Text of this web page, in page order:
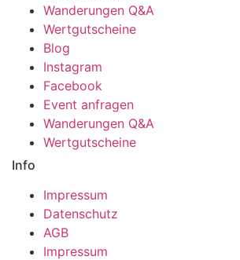
Wanderungen Q&A
Wertgutscheine
Blog
Instagram
Facebook
Event anfragen
Wanderungen Q&A
Wertgutscheine
Info
Impressum
Datenschutz
AGB
Impressum